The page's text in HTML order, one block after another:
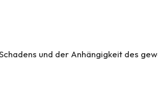
und der Anhängigkeit des